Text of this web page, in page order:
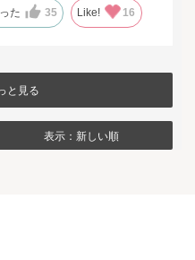
から長く自信をもって着用し
た 35 Like! 16
と見る
表示：新しい順